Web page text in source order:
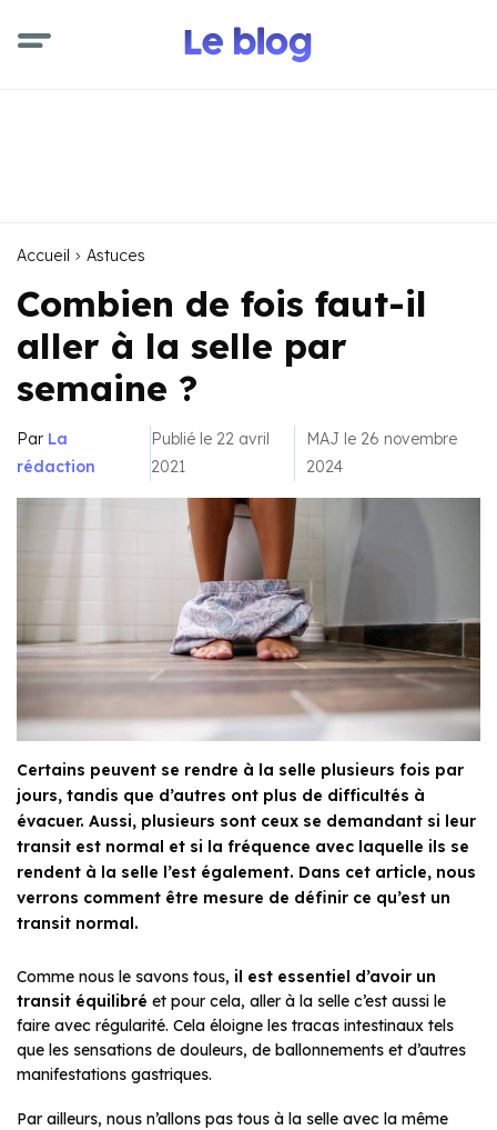
Accueil Astuces
Combien de fois faut-il
aller à la selle par
semaine ?
Par La
rédaction
Publié le 22 avril
2021
MAJ le 26 novembre
2024
Certains peuvent se rendre à la selle plusieurs fois par
jours, tandis que d’autres ont plus de difficultés à
évacuer. Aussi, plusieurs sont ceux se demandant si leur
transit est normal et si la fréquence avec laquelle ils se
rendent à la selle l’est également. Dans cet article, nous
verrons comment être mesure de définir ce qu’est un
transit normal.
Comme nous le savons tous, il est essentiel d’avoir un
transit équilibré et pour cela, aller à la selle c’est aussi le
faire avec régularité. Cela éloigne les tracas intestinaux tels
que les sensations de douleurs, de ballonnements et d’autres
manifestations gastriques.
Par ailleurs, nous n’allons pas tous à la selle avec la même